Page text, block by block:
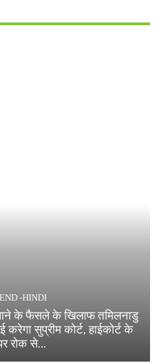
-HINDI
के फैसले के खिलाफ तमिलनाडु
सुप्रीम कोर्ट, हाईकोर्ट के
रोक से...